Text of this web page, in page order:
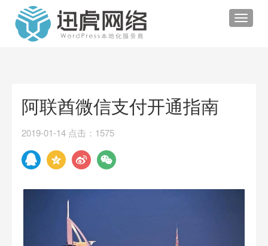
Toggle
阿联酋微信支付开通指南
2019-01-14 点击：1575